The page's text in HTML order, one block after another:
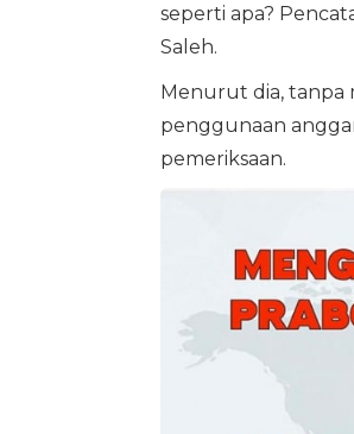
seperti apa?
Saleh.
Menurut dia, tanpa
penggunaan
pemeriksaan.